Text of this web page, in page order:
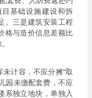
基础设施建设和拆
。三是建筑安装工程
格与造价信息差额比
计容，不应分摊“取
园未缴配套费，不应
系独立地块，单独入